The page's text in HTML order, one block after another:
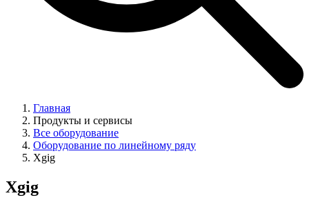
Главная
Продукты и сервисы
Все оборудование
Оборудование по линейному ряду
Xgig
Xgig